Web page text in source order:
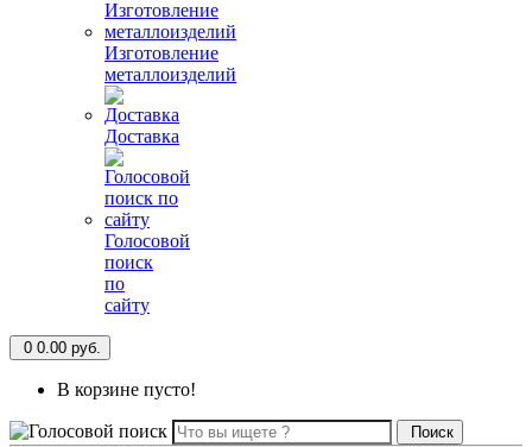
Изготовление
металлоизделий
Доставка
Голосовой
поиск
по
сайту
0 0.00 руб.
В корзине пусто!
Поиск